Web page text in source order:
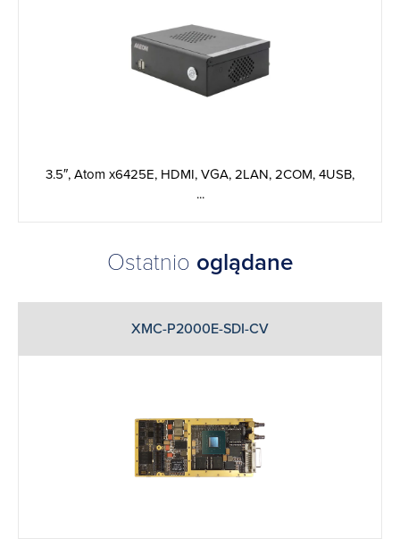
3.5″, Atom x6425E, HDMI, VGA, 2LAN, 2COM, 4USB,
...
Ostatnio oglądane
XMC-P2000E-SDI-CV